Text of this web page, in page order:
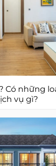
Có những
vụ gì?